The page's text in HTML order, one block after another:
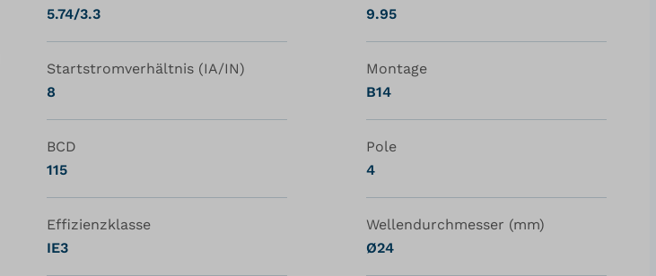
5.74/3.3
9.95
Startstromverhältnis (IA/IN)
8
Montage
B14
BCD
115
Pole
4
Effizienzklasse
IE3
Wellendurchmesser (mm)
Ø24